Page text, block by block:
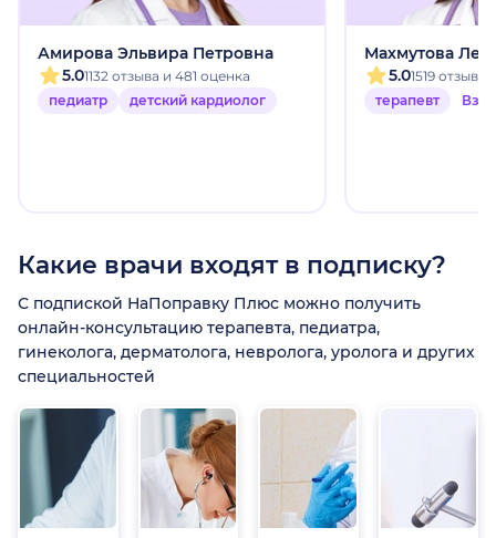
Амирова Эльвира Петровна
5.01132 отзыва и 481 оценка
педиатр
детский кардиолог
Махмутова
5.01519
терапевт
Какие врачи входят в подписку?
С подпиской НаПоправку Плюс можно получить
онлайн-консультацию терапевта, педиатра,
гинеколога, дерматолога, невролога, уролога и других
специальностей